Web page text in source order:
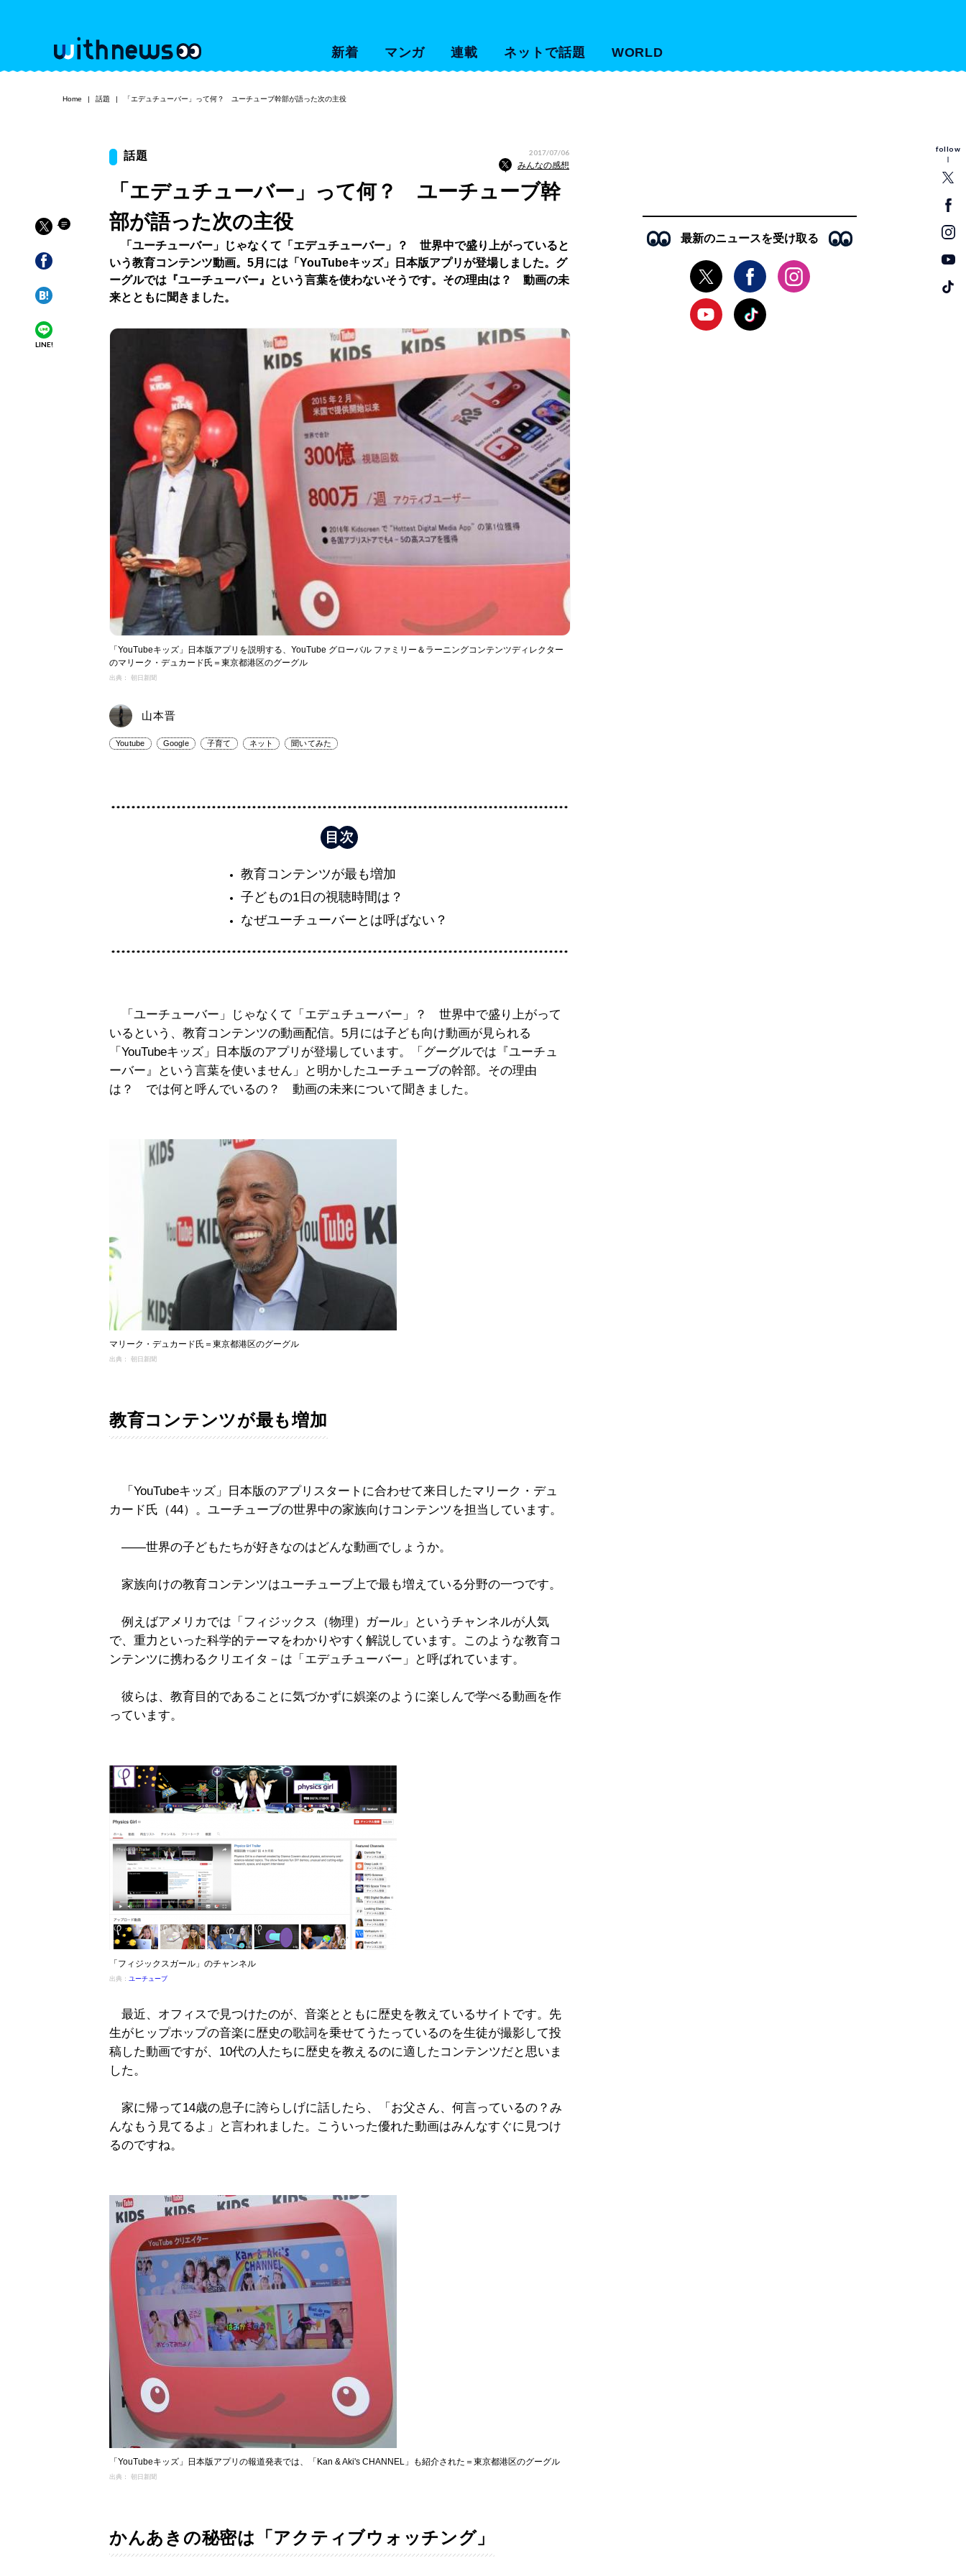
新着 マンガ 連載 ネットで話題 WORLD
follow
Home 話題 「エデュチューバー」って何？ ユーチューブ幹部が語った次の主役
LINE!
話題 2017/07/06
みんなの感想
「エデュチューバー」って何？ ユーチューブ幹
部が語った次の主役
「ユーチューバー」じゃなくて「エデュチューバー」？ 世界中で盛り上がっていると
いう教育コンテンツ動画。5月には「YouTubeキッズ」日本版アプリが登場しました。グ
ーグルでは『ユーチューバー』という言葉を使わないそうです。その理由は？ 動画の未
来とともに聞きました。
「YouTubeキッズ」日本版アプリを説明する、YouTube グローバル ファミリー＆ラーニングコンテンツディレクター
のマリーク・デュカード氏＝東京都港区のグーグル
出典： 朝日新聞
山本晋
Youtube Google 子育て ネット 聞いてみた
教育コンテンツが最も増加
子どもの1日の視聴時間は？
なぜユーチューバーとは呼ばない？
「ユーチューバー」じゃなくて「エデュチューバー」？ 世界中で盛り上がって
いるという、教育コンテンツの動画配信。5月には子ども向け動画が見られる
「YouTubeキッズ」日本版のアプリが登場しています。「グーグルでは『ユーチュ
ーバー』という言葉を使いません」と明かしたユーチューブの幹部。その理由
は？ では何と呼んでいるの？ 動画の未来について聞きました。
マリーク・デュカード氏＝東京都港区のグーグル
出典： 朝日新聞
教育コンテンツが最も増加
「YouTubeキッズ」日本版のアプリスタートに合わせて来日したマリーク・デュ
カード氏（44）。ユーチューブの世界中の家族向けコンテンツを担当しています。
――世界の子どもたちが好きなのはどんな動画でしょうか。
家族向けの教育コンテンツはユーチューブ上で最も増えている分野の一つです。
例えばアメリカでは「フィジックス（物理）ガール」というチャンネルが人気
で、重力といった科学的テーマをわかりやすく解説しています。このような教育コ
ンテンツに携わるクリエイタ－は「エデュチューバー」と呼ばれています。
彼らは、教育目的であることに気づかずに娯楽のように楽しんで学べる動画を作
っています。
「フィジックスガール」のチャンネル
出典： ユーチューブ
最近、オフィスで見つけたのが、音楽とともに歴史を教えているサイトです。先
生がヒップホップの音楽に歴史の歌詞を乗せてうたっているのを生徒が撮影して投
稿した動画ですが、10代の人たちに歴史を教えるのに適したコンテンツだと思いま
した。
家に帰って14歳の息子に誇らしげに話したら、「お父さん、何言っているの？み
んなもう見てるよ」と言われました。こういった優れた動画はみんなすぐに見つけ
るのですね。
「YouTubeキッズ」日本版アプリの報道発表では、「Kan & Aki's CHANNEL」も紹介された＝東京都港区のグーグル
出典： 朝日新聞
かんあきの秘密は「アクティブウォッチング」
最新のニュースを受け取る